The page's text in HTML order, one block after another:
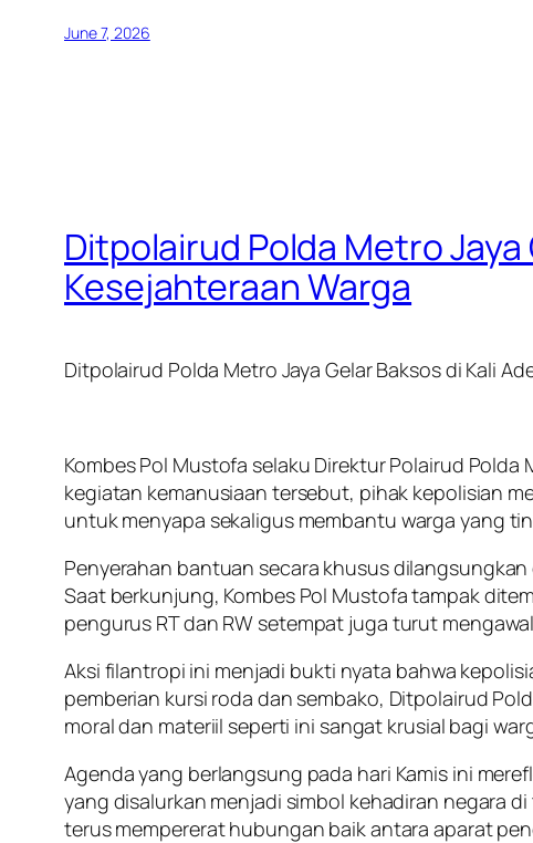
June 7, 2026
Ditpolairud Polda Metro
Kesejahteraan Warga
Ditpolairud Polda Metro Jaya Gelar Baksos di Kali
Kombes Pol Mustofa selaku Direktur Polairud Polda
kegiatan kemanusiaan tersebut, pihak kepolisian
untuk menyapa sekaligus membantu warga yang
Penyerahan bantuan secara khusus
Saat berkunjung, Kombes Pol Mustofa tampak
pengurus RT dan RW setempat juga turut
Aksi filantropi ini menjadi bukti nyata bahwa
pemberian kursi roda dan sembako, Ditpolairud
moral dan materiil seperti ini sangat krusial bagi
Agenda yang berlangsung pada hari Kamis ini
yang disalurkan menjadi simbol kehadiran negara
terus mempererat hubungan baik antara aparat